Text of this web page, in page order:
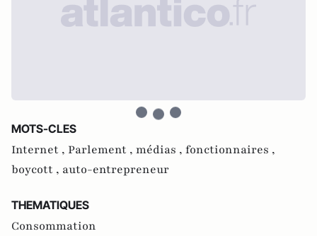
MOTS-CLES
Internet , Parlement , médias , fonctionnaires ,
boycott , auto-entrepreneur
THEMATIQUES
Consommation